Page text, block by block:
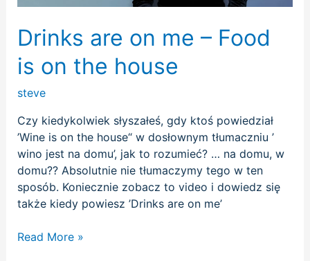
Drinks are on me – Food
is on the house
steve
Czy kiedykolwiek słyszałeś, gdy ktoś powiedział
’Wine is on the house“ w dosłownym tłumaczniu ’
wino jest na domu’, jak to rozumieć? … na domu, w
domu?? Absolutnie nie tłumaczymy tego w ten
sposób. Koniecznie zobacz to video i dowiedz się
także kiedy powiesz ’Drinks are on me’
house
Read More »